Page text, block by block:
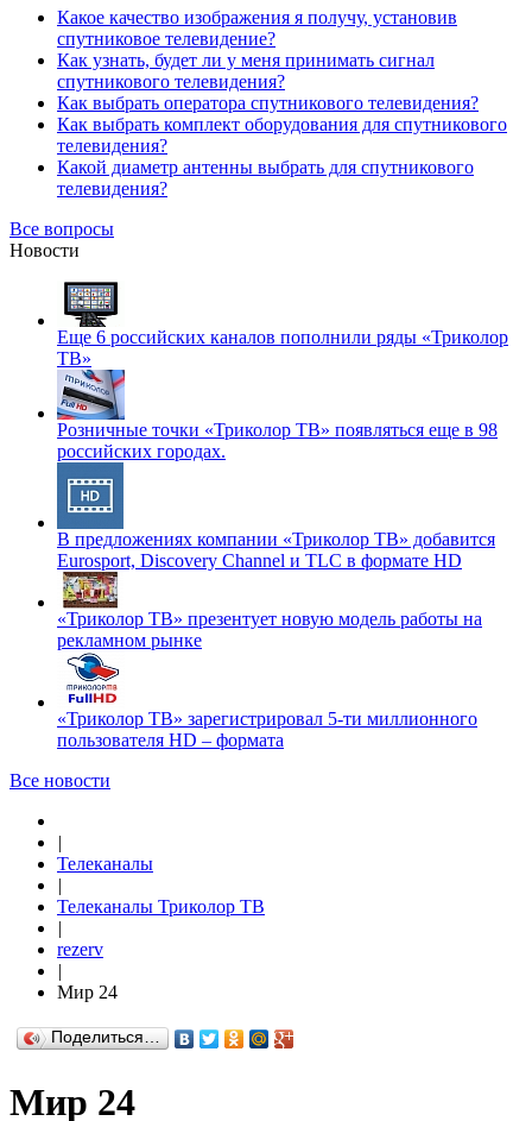
Какое качество изображения я получу, установив
спутниковое телевидение?
Как узнать, будет ли у меня принимать сигнал
спутникового телевидения?
Как выбрать оператора спутникового телевидения?
Как выбрать комплект оборудования для спутникового
телевидения?
Какой диаметр антенны выбрать для спутникового
телевидения?
Все вопросы
Новости
Еще 6 российских каналов пополнили ряды «Триколор
ТВ»
Розничные точки «Триколор ТВ» появляться еще в 98
российских городах.
В предложениях компании «Триколор ТВ» добавится
Eurosport, Discovery Channel и TLC в формате HD
«Триколор ТВ» презентует новую модель работы на
рекламном рынке
«Триколор ТВ» зарегистрировал 5-ти миллионного
пользователя HD – формата
Все новости
|
Телеканалы
|
Телеканалы Триколор ТВ
|
rezerv
|
Мир 24
Поделиться…
Мир 24